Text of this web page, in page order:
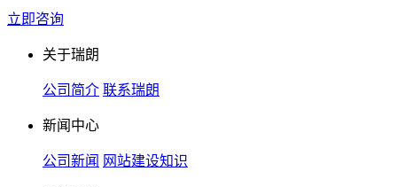
立即咨询
关于瑞朗
公司简介 联系瑞朗
新闻中心
公司新闻 网站建设知识